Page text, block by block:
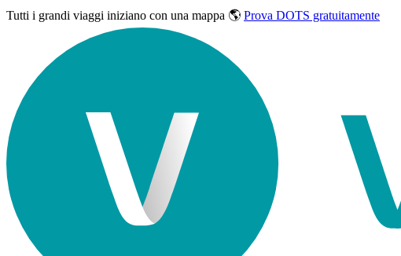
Tutti i grandi viaggi iniziano con una mappa 🌎 Prova DOTS gratuitamente